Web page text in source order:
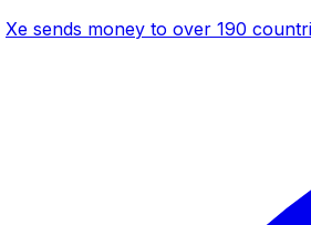
Xe sends money to over 190